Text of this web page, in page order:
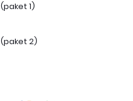
1)
(paket 2)